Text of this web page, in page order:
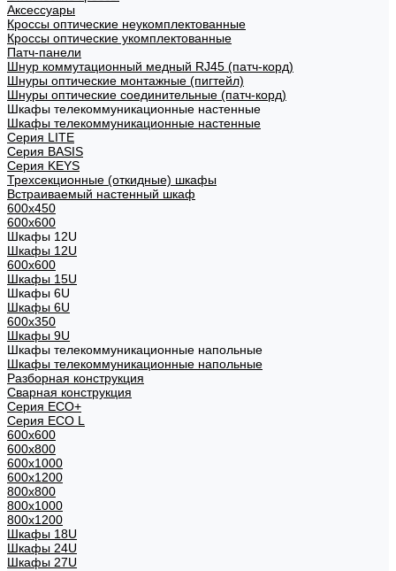
Аксессуары
Кроссы оптические неукомплектованные
Кроссы оптические укомплектованные
Патч-панели
Шнур коммутационный медный RJ45 (патч-корд)
Шнуры оптические монтажные (пигтейл)
Шнуры оптические соединительные (патч-корд)
Шкафы телекоммуникационные настенные
Шкафы телекоммуникационные настенные
Cерия LITE
Cерия BASIS
Cерия KEYS
Трехсекционные (откидные) шкафы
Встраиваемый настенный шкаф
600x450
600x600
Шкафы 12U
Шкафы 12U
600x600
Шкафы 15U
Шкафы 6U
Шкафы 6U
600x350
Шкафы 9U
Шкафы телекоммуникационные напольные
Шкафы телекоммуникационные напольные
Разборная конструкция
Сварная конструкция
Серия ECO+
Серия ECO L
600x600
600x800
600х1000
600х1200
800x800
800х1000
800х1200
Шкафы 18U
Шкафы 24U
Шкафы 27U